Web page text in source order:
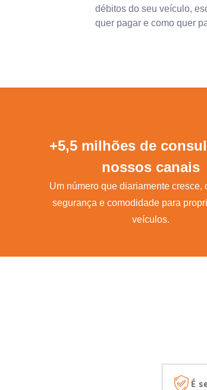
débitos do seu veículo,
quer pagar e como quer
+5,5 milhões de
nossos canais
Um número que diariamente cresce,
segurança e comodidade para
veículos.
É